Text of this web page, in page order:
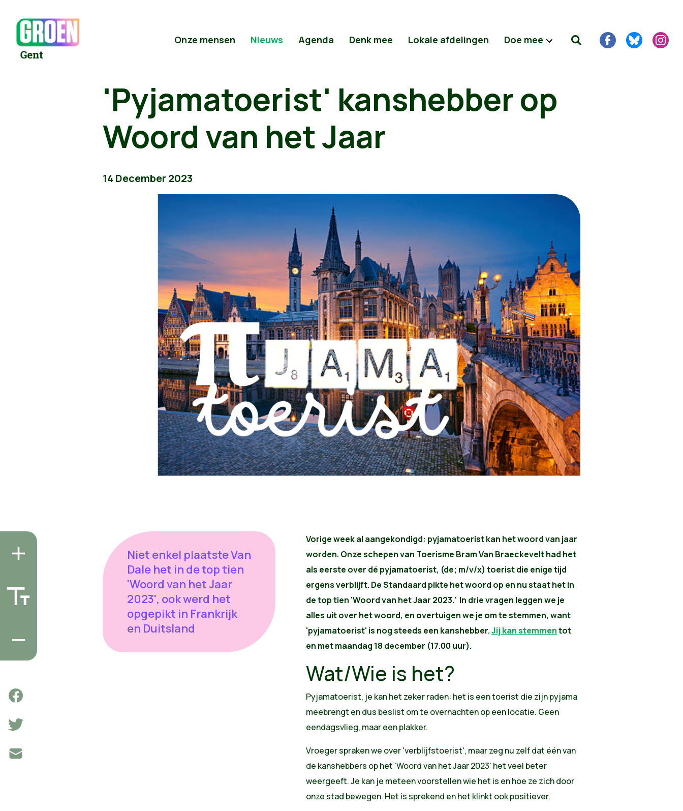
Onze mensen Nieuws Agenda Denk mee Lokale afdelingen Doe mee
'Pyjamatoerist' kanshebber op
Woord van het Jaar
14 December 2023
Niet enkel plaatste Van
Dale het in de top tien
'Woord van het Jaar
2023', ook werd het
opgepikt in Frankrijk
en Duitsland
Vorige week al aangekondigd: pyjamatoerist kan het woord van jaar
worden. Onze schepen van Toerisme Bram Van Braeckevelt had het
als eerste over dé pyjamatoerist, (de; m/v/x) toerist die enige tijd
ergens verblijft. De Standaard pikte het woord op en nu staat het in
de top tien 'Woord van het Jaar 2023.' In drie vragen leggen we je
alles uit over het woord, en overtuigen we je om te stemmen, want
'pyjamatoerist' is nog steeds een kanshebber.Jij kan stemmentot
en met maandag 18 december (17.00 uur).
Wat/Wie is het?
Pyjamatoerist, je kan het zeker raden: het is een toerist die zijn pyjama
meebrengt en dus beslist om te overnachten op een locatie. Geen
eendagsvlieg, maar een plakker.
Vroeger spraken we over 'verblijfstoerist', maar zeg nu zelf dat één van
de kanshebbers op het 'Woord van het Jaar 2023' het veel beter
weergeeft. Je kan je meteen voorstellen wie het is en hoe ze zich door
onze stad bewegen. Het is sprekend en het klinkt ook positiever.